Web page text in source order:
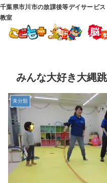
千葉県市川市の放課後等デイサービ
教室
みんな大好き大縄
未分類